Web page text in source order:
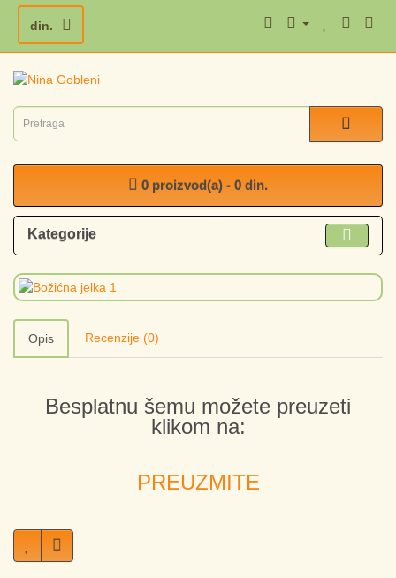
din.
0 proizvod(a) - 0 din.
Kategorije
Opis Recenzije (0)
Besplatnu šemu možete preuzeti
klikom na:
PREUZMITE